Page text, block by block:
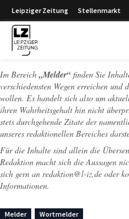
Leipziger Zeitung Stellenmarkt
Im Bereich „Melder“ finden Sie
verschiedensten Wegen erreichen
wollen. Es handelt sich also um
ihren Wahrheitsgehalt hin nicht
stets durchgehende Zitate der
unseres redaktionellen Bereiches
Für die Inhalte sind allein die
Redaktion macht sich die Aussagen
sich gern an redaktion@l-iz.de oder
Informationen.
Melder Wortmelder